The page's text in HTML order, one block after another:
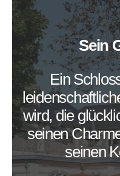
Sein
Ein
wird, die
seinen
seinen